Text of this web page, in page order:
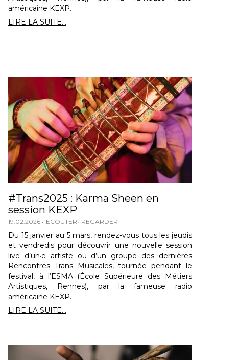
américaine KEXP.
LIRE LA SUITE...
#Trans2025 : Karma Sheen en
session KEXP
19.02.2026 ECOUTER REGARDER
Du 15 janvier au 5 mars, rendez-vous tous les jeudis
et vendredis pour découvrir une nouvelle session
live d’un·e artiste ou d’un groupe des dernières
Rencontres Trans Musicales, tournée pendant le
festival, à l’ESMA (École Supérieure des Métiers
Artistiques, Rennes), par la fameuse radio
américaine KEXP.
LIRE LA SUITE...